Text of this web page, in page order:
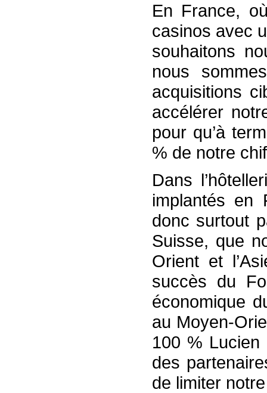
En France,
casinos avec
souhaitons
nous
acquisitions
accélérer
pour qu’à
% de notre
Dans
implantés en
donc surtout
Suisse, que
Orient et
succès du
économique
au Moyen-
100 %
des
de limiter